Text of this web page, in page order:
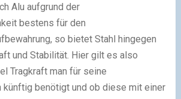
Alu aufgrund der
bestens für den
so bietet Stahl hingegen
und Stabilität. Hier gilt es also
Tragkraft man für seine
künftig benötigt und ob diese mit einer